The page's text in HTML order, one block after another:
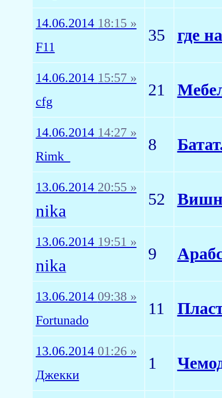
14.06.2014 18:15 »
F11
35 где
14.06.2014 15:57 »
cfg
21
14.06.2014 14:27 »
Rimk_
8
13.06.2014 20:55 »
nika
52
13.06.2014 19:51 »
nika
9
13.06.2014 09:38 »
Fortunado
11
13.06.2014 01:26 »
Джекки
1